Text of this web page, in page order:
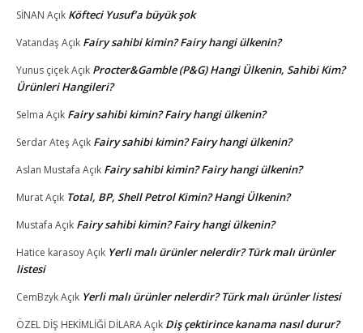
SİNAN Açık Köfteci Yusuf’a büyük şok
VatandaşAçık Fairy sahibi kimin? Fairy hangi ülkenin?
Yunus çiçekAçık Procter&Gamble (P&G) Hangi Ülkenin, Sahibi Kim?
Ürünleri Hangileri?
Selma Açık Fairy sahibi kimin? Fairy hangi ülkenin?
Serdar AteşAçık Fairy sahibi kimin? Fairy hangi ülkenin?
Aslan Mustafa Açık Fairy sahibi kimin? Fairy hangi ülkenin?
MuratAçık Total, BP, Shell Petrol Kimin? Hangi Ülkenin?
Mustafa Açık Fairy sahibi kimin? Fairy hangi ülkenin?
Hatice karasoyAçık Yerli malı ürünler nelerdir? Türk malı ürünler
listesi
CemBzykAçık Yerli malı ürünler nelerdir? Türk malı ürünler listesi
ÖZEL DİŞ HEKİMLİĞİ DİLARAAçık Diş çektirince kanama nasıl durur?